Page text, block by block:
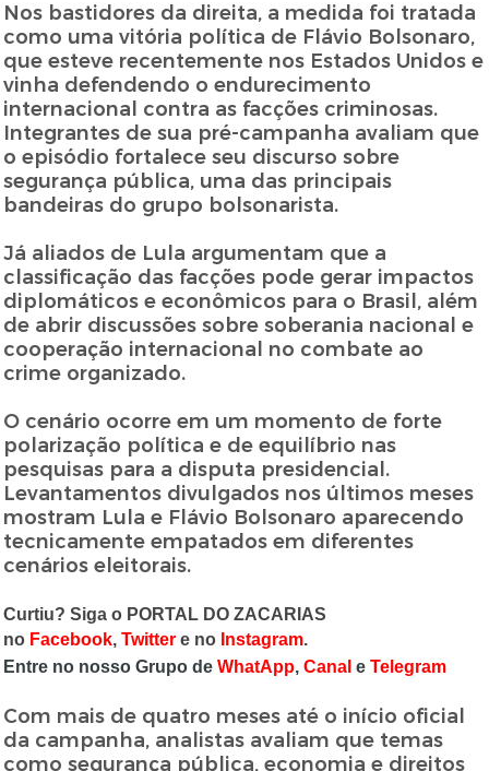
Nos bastidores da direita, a medida foi tratada
como uma vitória política de Flávio Bolsonaro,
que esteve recentemente nos Estados Unidos e
vinha defendendo o endurecimento
internacional contra as facções criminosas.
Integrantes de sua pré-campanha avaliam que
o episódio fortalece seu discurso sobre
segurança pública, uma das principais
bandeiras do grupo bolsonarista.
Já aliados de Lula argumentam que a
classificação das facções pode gerar impactos
diplomáticos e econômicos para o Brasil, além
de abrir discussões sobre soberania nacional e
cooperação internacional no combate ao
crime organizado.
O cenário ocorre em um momento de forte
polarização política e de equilíbrio nas
pesquisas para a disputa presidencial.
Levantamentos divulgados nos últimos meses
mostram Lula e Flávio Bolsonaro aparecendo
tecnicamente empatados em diferentes
cenários eleitorais.
Curtiu? Siga o PORTAL DO ZACARIAS
no Facebook,Twitter e no Instagram.
Entre no nosso Grupo deWhatApp,Canal eTelegram
Com mais de quatro meses até o início oficial
da campanha, analistas avaliam que temas
como segurança pública, economia e direitos